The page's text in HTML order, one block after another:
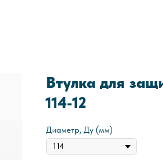
Втулка для
114-12
Диаметр, Ду (мм)